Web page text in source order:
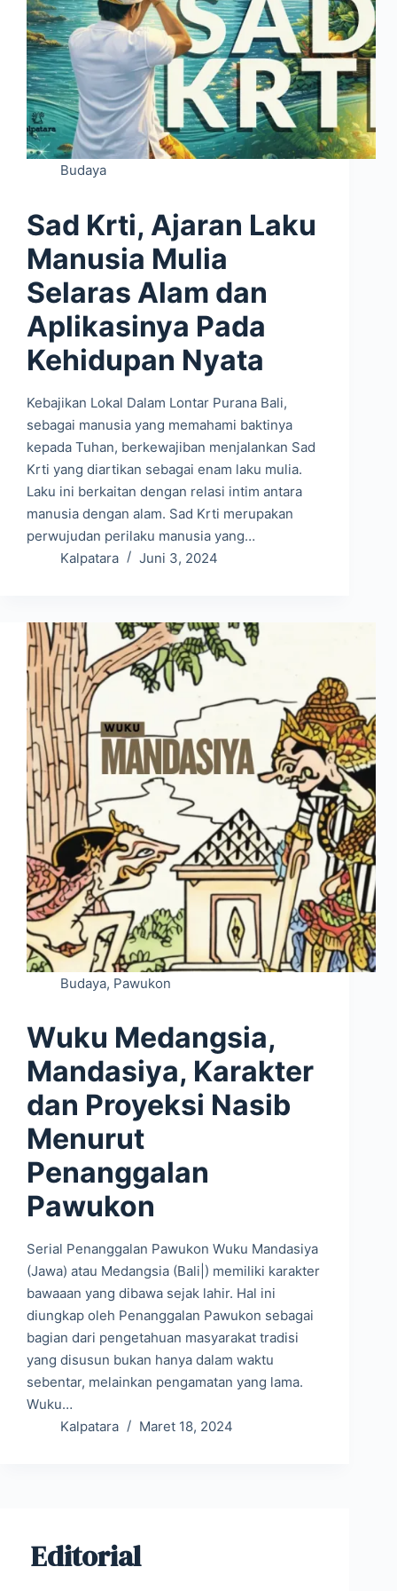
Budaya
Sad Krti, Ajaran Laku
Manusia Mulia
Selaras Alam dan
Aplikasinya Pada
Kehidupan Nyata
Kebajikan Lokal Dalam Lontar Purana Bali,
sebagai manusia yang memahami baktinya
kepada Tuhan, berkewajiban menjalankan Sad
Krti yang diartikan sebagai enam laku mulia.
Laku ini berkaitan dengan relasi intim antara
manusia dengan alam. Sad Krti merupakan
perwujudan perilaku manusia yang…
Kalpatara
Juni 3, 2024
Budaya, Pawukon
Wuku Medangsia,
Mandasiya, Karakter
dan Proyeksi Nasib
Menurut
Penanggalan
Pawukon
Serial Penanggalan Pawukon Wuku Mandasiya
(Jawa) atau Medangsia (Bali|) memiliki karakter
bawaaan yang dibawa sejak lahir. Hal ini
diungkap oleh Penanggalan Pawukon sebagai
bagian dari pengetahuan masyarakat tradisi
yang disusun bukan hanya dalam waktu
sebentar, melainkan pengamatan yang lama.
Wuku…
Kalpatara
Maret 18, 2024
Editorial